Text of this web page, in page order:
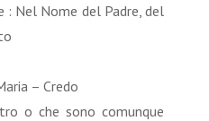
: Nel Nome del Padre, del
– Credo
o che sono comunque